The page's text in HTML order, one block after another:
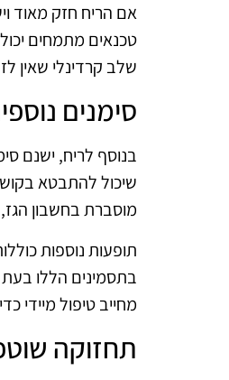
אם הריח חזק מאוד
טכנאים מתמחים
שלב קרדינלי שאין
סימנים
בנוסף לריח, ישנם
שיכול להתבטא
מוסברת בחשבון
תופעות נוספות
בתסמינים הללו
מחייב טיפול מיידי
תחזוקה